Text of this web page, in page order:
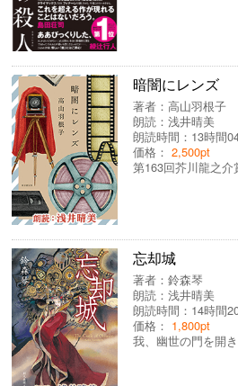
暗闇にレンズ
著者：高山羽根子
朗読：浅井晴美
朗読時間：13時間
価格：2,500pt
第163回芥川龍之
忘却城
著者：鈴森琴
朗読：浅井晴美
朗読時間：14時間
価格： 1,800pt
我、幽世の門を開